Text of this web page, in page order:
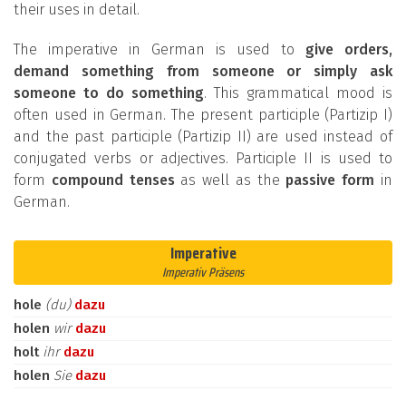
their uses in detail.
The imperative in German is used to give orders,
demand something from someone or simply ask
someone to do something. This grammatical mood is
often used in German. The present participle (Partizip I)
and the past participle (Partizip II) are used instead of
conjugated verbs or adjectives. Participle II is used to
form compound tenses as well as the passive form in
German.
Imperative
Imperativ Präsens
hole (du) dazu
holen wirdazu
holt ihrdazu
holen Sie dazu